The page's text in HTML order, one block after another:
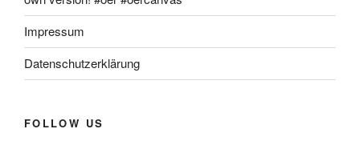
Impressum
Datenschutzerklärung
FOLLOW US